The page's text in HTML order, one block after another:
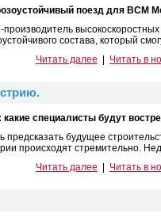
поезд для ВСМ
производитель
состава, который
Читать далее
Читать в
специалисты будут
предсказать будущее
происходят стремительно.
Читать далее
Читать в